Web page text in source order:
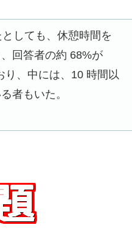
しても、休憩時間を
回答者の約 68%が
り、中には、10 時間以
者もいた。